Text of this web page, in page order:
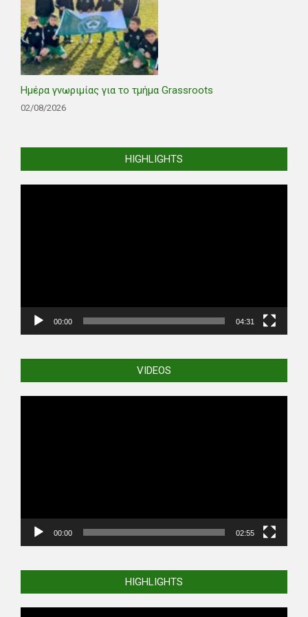
Ημέρα γνωριμίας για το τμήμα Grassroots
02/08/2026
HIGHLIGHTS
00:00 04:31
VIDEOS
00:00 02:55
HIGHLIGHTS